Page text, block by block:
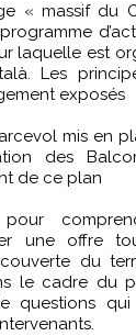
« massif du
laquelle est
Les
exposés
mis en
des
de ce plan
pour
une offre
du
le cadre du
questions